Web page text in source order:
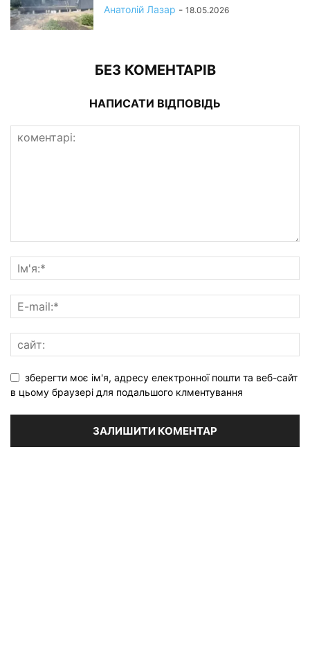
Анатолій Лазар - 18.05.2026
БЕЗ КОМЕНТАРІВ
НАПИСАТИ ВІДПОВІДЬ
зберегти моє ім'я, адресу електронної пошти та веб-сайт
в цьому браузері для подальшого клментування